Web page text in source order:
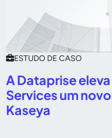
ESTUDO DE CASO
A Dataprise
Services um
Kaseya